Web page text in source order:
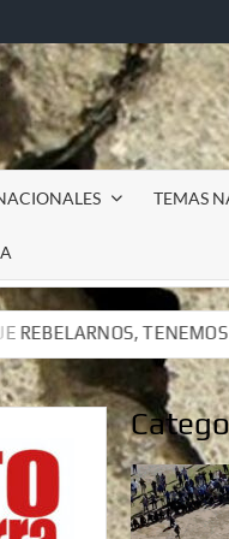
TEMAS
CARTA DEL
CARTA DEL